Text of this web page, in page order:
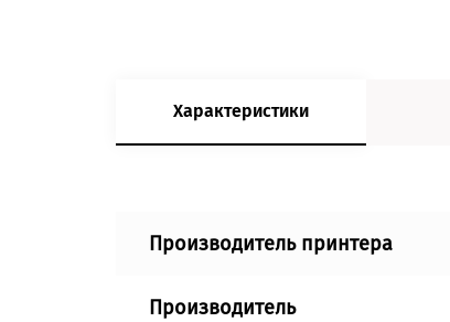
Характеристики
Производитель принтера
Производитель